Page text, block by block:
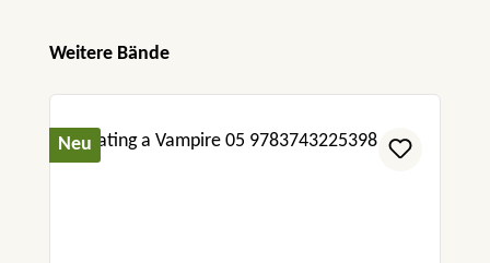
Produktgalerie überspringen
Weitere Bände
Neu